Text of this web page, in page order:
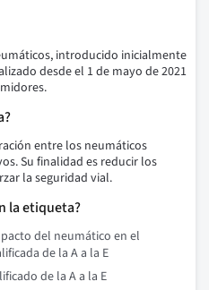
introducido inicialmente
desde el 1 de mayo de 2021
entre los neumáticos
Su finalidad es reducir los
la seguridad vial.
la etiqueta?
del neumático en el
de la A a la E
de la A a la E